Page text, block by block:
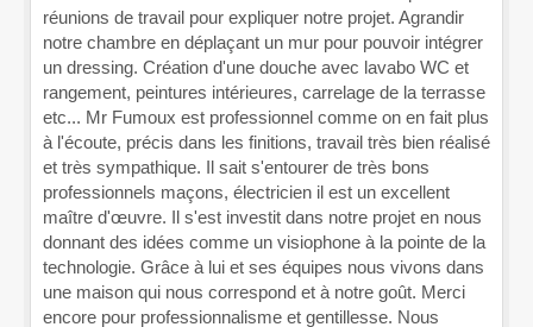
réunions de travail pour expliquer notre projet. Agrandir
notre chambre en déplaçant un mur pour pouvoir intégrer
un dressing. Création d'une douche avec lavabo WC et
rangement, peintures intérieures, carrelage de la terrasse
etc... Mr Fumoux est professionnel comme on en fait plus
à l'écoute, précis dans les finitions, travail très bien réalisé
et très sympathique. Il sait s'entourer de très bons
professionnels maçons, électricien il est un excellent
maître d'œuvre. Il s'est investit dans notre projet en nous
donnant des idées comme un visiophone à la pointe de la
technologie. Grâce à lui et ses équipes nous vivons dans
une maison qui nous correspond et à notre goût. Merci
encore pour professionnalisme et gentillesse. Nous